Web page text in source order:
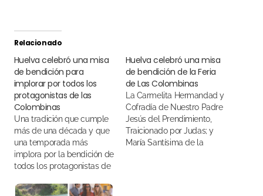
Relacionado
Huelva celebró una misa
de bendición para
implorar por todos los
protagonistas de las
Colombinas
Una tradición que cumple
más de una década y que
una temporada más
implora por la bendición de
todos los protagonistas de
Huelva celebró una misa
de bendición de la Feria
de Las Colombinas
La Carmelita Hermandad y
Cofradía de Nuestro Padre
Jesús del Prendimiento,
Traicionado por Judas; y
María Santísima de la